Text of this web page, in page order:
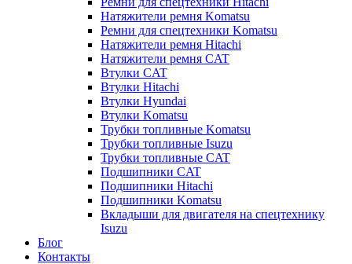
Натяжители ремня Komatsu
Ремни для спецтехники Komatsu
Натяжители ремня Hitachi
Натяжители ремня CAT
Втулки CAT
Втулки Hitachi
Втулки Hyundai
Втулки Komatsu
Трубки топливные Komatsu
Трубки топливные Isuzu
Трубки топливные CAT
Подшипники CAT
Подшипники Hitachi
Подшипники Komatsu
Вкладыши для двигателя на спецтехнику
Isuzu
Блог
Контакты